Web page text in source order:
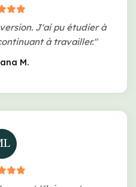
J'ai pu étudier à
à travailler."
M.